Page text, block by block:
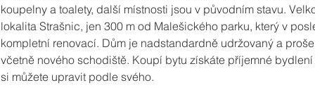
koupelny a toalety, další místnosti jsou v původním stavu.
lokalita Strašnic, jen 300 m od Malešického parku, který v
kompletní renovací. Dům je nadstandardně udržovaný a
včetně nového schodiště. Koupí bytu získáte příjemné
si můžete upravit podle svého.